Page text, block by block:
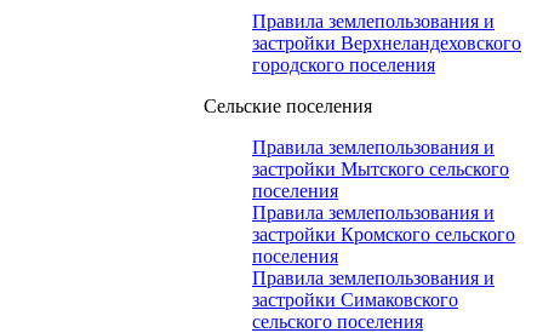
Правила землепользования и
застройки Верхнеландеховского
городского поселения
Сельские поселения
Правила землепользования и
застройки Мытского сельского
поселения
Правила землепользования и
застройки Кромского сельского
поселения
Правила землепользования и
застройки Симаковского
сельского поселения